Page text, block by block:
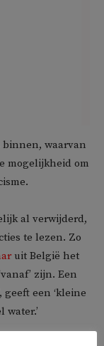
binnen, waarvan
mogelijkheid om
al verwijderd,
te lezen. Zo
uit België het
zijn. Een
geeft een ‘kleine